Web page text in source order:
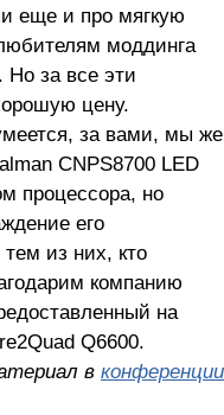
еще и про мягкую
моддинга
Но за все эти
цену.
за вами, мы же
CNPS8700 LED
процессора, но
его
из них, кто
компанию
на
Q6600.
в конференции